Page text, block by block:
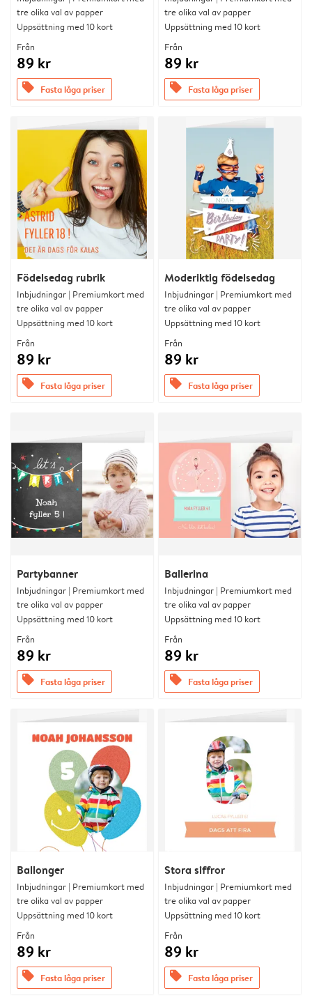
tre olika val av papper
Uppsättning med 10 kort
Från
89 kr
offers Fasta låga priser
tre olika val av papper
Uppsättning med 10 kort
Från
89 kr
offers Fasta låga priser
Födelsedag rubrik
Inbjudningar | Premiumkort med
tre olika val av papper
Uppsättning med 10 kort
Från
89 kr
offers Fasta låga priser
Moderiktig födelsedag
Inbjudningar | Premiumkort med
tre olika val av papper
Uppsättning med 10 kort
Från
89 kr
offers Fasta låga priser
Partybanner
Inbjudningar | Premiumkort med
tre olika val av papper
Uppsättning med 10 kort
Från
89 kr
offers Fasta låga priser
Ballerina
Inbjudningar | Premiumkort med
tre olika val av papper
Uppsättning med 10 kort
Från
89 kr
offers Fasta låga priser
Ballonger
Inbjudningar | Premiumkort med
tre olika val av papper
Uppsättning med 10 kort
Från
89 kr
offers Fasta låga priser
Stora siffror
Inbjudningar | Premiumkort med
tre olika val av papper
Uppsättning med 10 kort
Från
89 kr
offers Fasta låga priser